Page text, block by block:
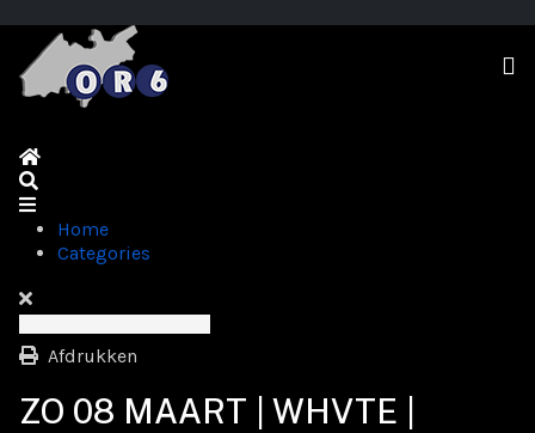
Home
Home
Categories
Afdrukken
ZO 08 MAART | WHVTE |